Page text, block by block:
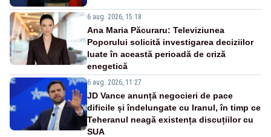
6 aug. 2026, 15:18
Ana Maria Păcuraru: Televiziunea
Poporului solicită investigarea deciziilor
luate în această perioadă de criză
enegetică
6 aug. 2026, 11:27
JD Vance anunță negocieri de pace
dificile și îndelungate cu Iranul, în timp ce
Teheranul neagă existența discuțiilor cu
SUA